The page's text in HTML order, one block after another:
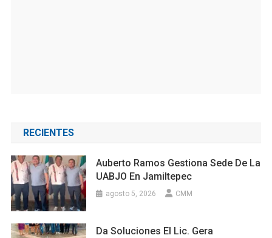
RECIENTES
Auberto Ramos Gestiona Sede De La
UABJO En Jamiltepec
agosto 5, 2026 CMM
Da Soluciones El Lic. Gera